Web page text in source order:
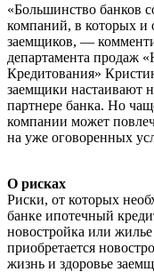
«Большинство банков
компаний, в которых и
заемщиков, —
департамента продаж
Кредитования»
заемщики настаивают
партнере банка. Но
компании может
на уже оговоренных
О рисках
Риски, от которых
банке ипотечный
новостройка или
приобретается
жизнь и здоровье